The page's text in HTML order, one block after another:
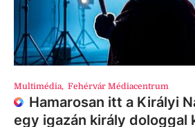
Multimédia, Fehérvár Médiacentrum
Hamarosan itt a Királyi
egy igazán király dologgal